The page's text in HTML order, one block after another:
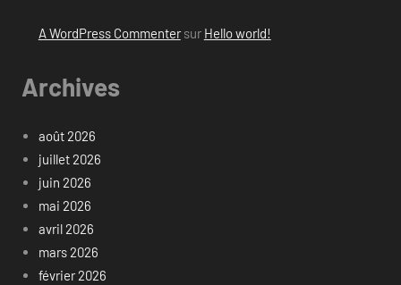
A WordPress Commentersur Hello world!
Archives
août 2026
juillet 2026
juin 2026
mai 2026
avril 2026
mars 2026
février 2026